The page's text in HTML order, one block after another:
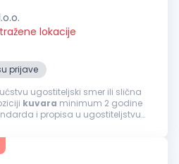
lokacije
prijave
ugostiteljski smer ili slična
kuvara minimum 2 godine
i propisa u ugostiteljstvu